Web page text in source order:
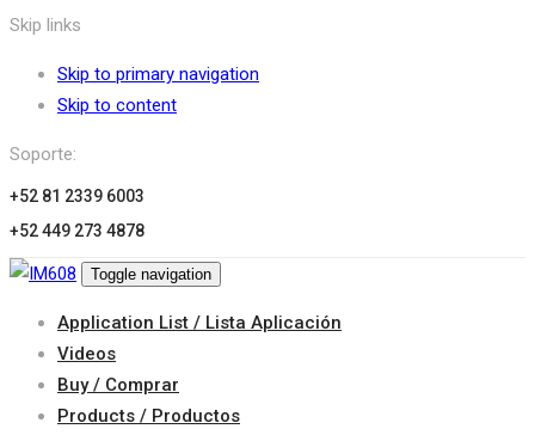
Skip links
Skip to primary navigation
Skip to content
Soporte:
+52 81 2339 6003
+52 449 273 4878
Toggle navigation
Application List / Lista Aplicación
Videos
Buy / Comprar
Products / Productos